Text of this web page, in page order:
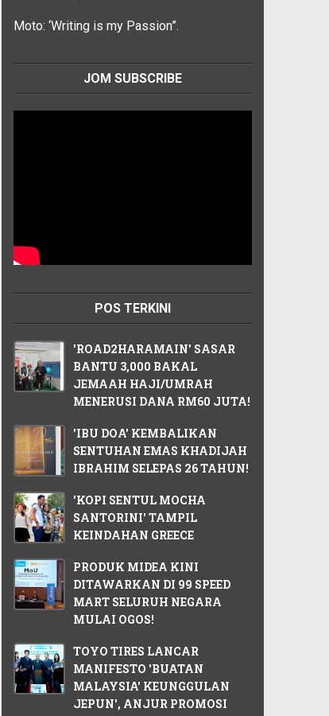
Moto: ‘Writing is my Passion”.
JOM SUBSCRIBE
POS TERKINI
'ROAD2HARAMAIN' SASAR
BANTU 3,000 BAKAL
JEMAAH HAJI/UMRAH
MENERUSI DANA RM60 JUTA!
'IBU DOA' KEMBALIKAN
SENTUHAN EMAS KHADIJAH
IBRAHIM SELEPAS 26 TAHUN!
'KOPI SENTUL MOCHA
SANTORINI' TAMPIL
KEINDAHAN GREECE
PRODUK MIDEA KINI
DITAWARKAN DI 99 SPEED
MART SELURUH NEGARA
MULAI OGOS!
TOYO TIRES LANCAR
MANIFESTO 'BUATAN
MALAYSIA' KEUNGGULAN
JEPUN', ANJUR PROMOSI